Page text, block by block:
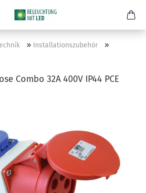
» Installationszubehör »
Combo 32A 400V IP44 PCE